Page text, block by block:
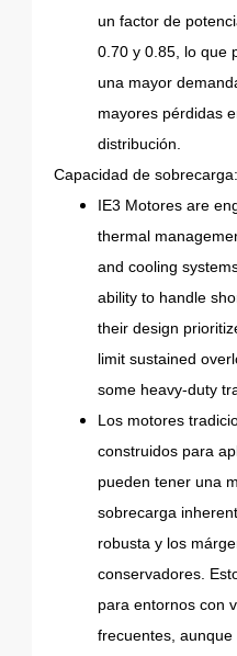
un factor de
0.70 y 0.85, lo que
una mayor
mayores pérdidas
distribución.
Capacidad de sobrecarga:
IE3 Motores are
thermal
and cooling
ability to handle
their design
limit sustained
some heavy-duty
Los motores
construidos para
pueden tener una
sobrecarga
robusta y los
conservadores.
para entornos con
frecuentes,